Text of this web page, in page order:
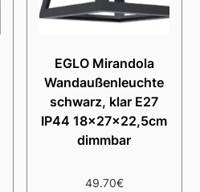
EGLO Mirandola
Wandaußenleuchte
schwarz, klar E27
IP44 18x27x22,5cm
dimmbar
49.70€